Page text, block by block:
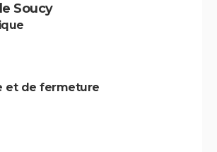
Soucy
et de fermeture